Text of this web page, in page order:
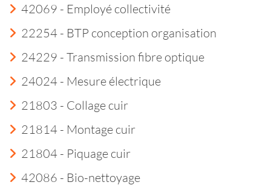
42069 - Employé collectivité
22254 - BTP conception organisation
24229 - Transmission fibre optique
24024 - Mesure électrique
21803 - Collage cuir
21814 - Montage cuir
21804 - Piquage cuir
42086 - Bio-nettoyage